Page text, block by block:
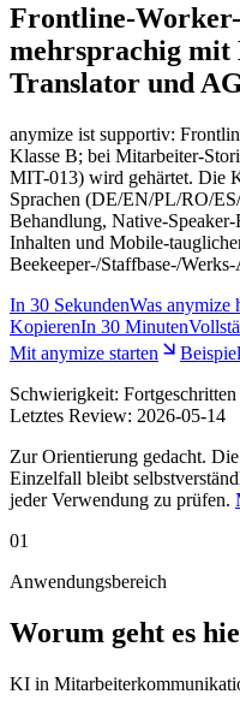
Frontline-
mehrsprachig
Translator und
anymize ist supportiv:
Klasse B; bei Mitarbeiter-
MIT-013) wird gehärtet. Die
Sprachen (DE/EN/PL/RO/
Behandlung, Native-
Inhalten und Mobile-
Beekeeper-/Staffbase-/
In 30 SekundenWas anymize
KopierenIn 30 Minuten
Mit anymize starten
Schwierigkeit: Fortgeschritten
Letztes Review: 2026-05-14
Zur Orientierung gedacht.
Einzelfall bleibt
jeder Verwendung zu prüfen.
01
Anwendungsbereich
Worum geht es
KI in